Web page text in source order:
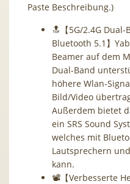
Paste Beschreibung.)
🔝【5G/2.4G
Bluetooth 5.1】
Beamer auf dem
Dual-Band
höhere Wlan-
Bild/Video
Außerdem bietet
ein SRS Sound
welches mit
Lautsprechern
kann.
📽【Verbesserte